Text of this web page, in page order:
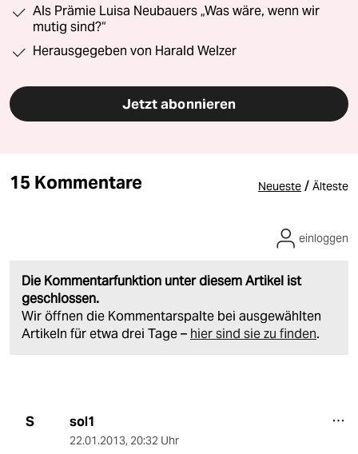
Als Prämie Luisa Neubauers „Was wäre, wenn wir
mutig sind?“
Herausgegeben von Harald Welzer
Jetzt abonnieren
15 Kommentare Neueste / Älteste
Die Kommentarfunktion unter diesem Artikel ist
geschlossen.
Wir öffnen die Kommentarspalte bei ausgewählten
Artikeln für etwa drei Tage – hier sind sie zu finden.
einloggen
S sol1
22.01.2013, 20:32 Uhr